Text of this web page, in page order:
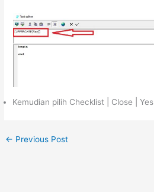
Kemudian pilih Checklist | Close | Yes
← Previous Post